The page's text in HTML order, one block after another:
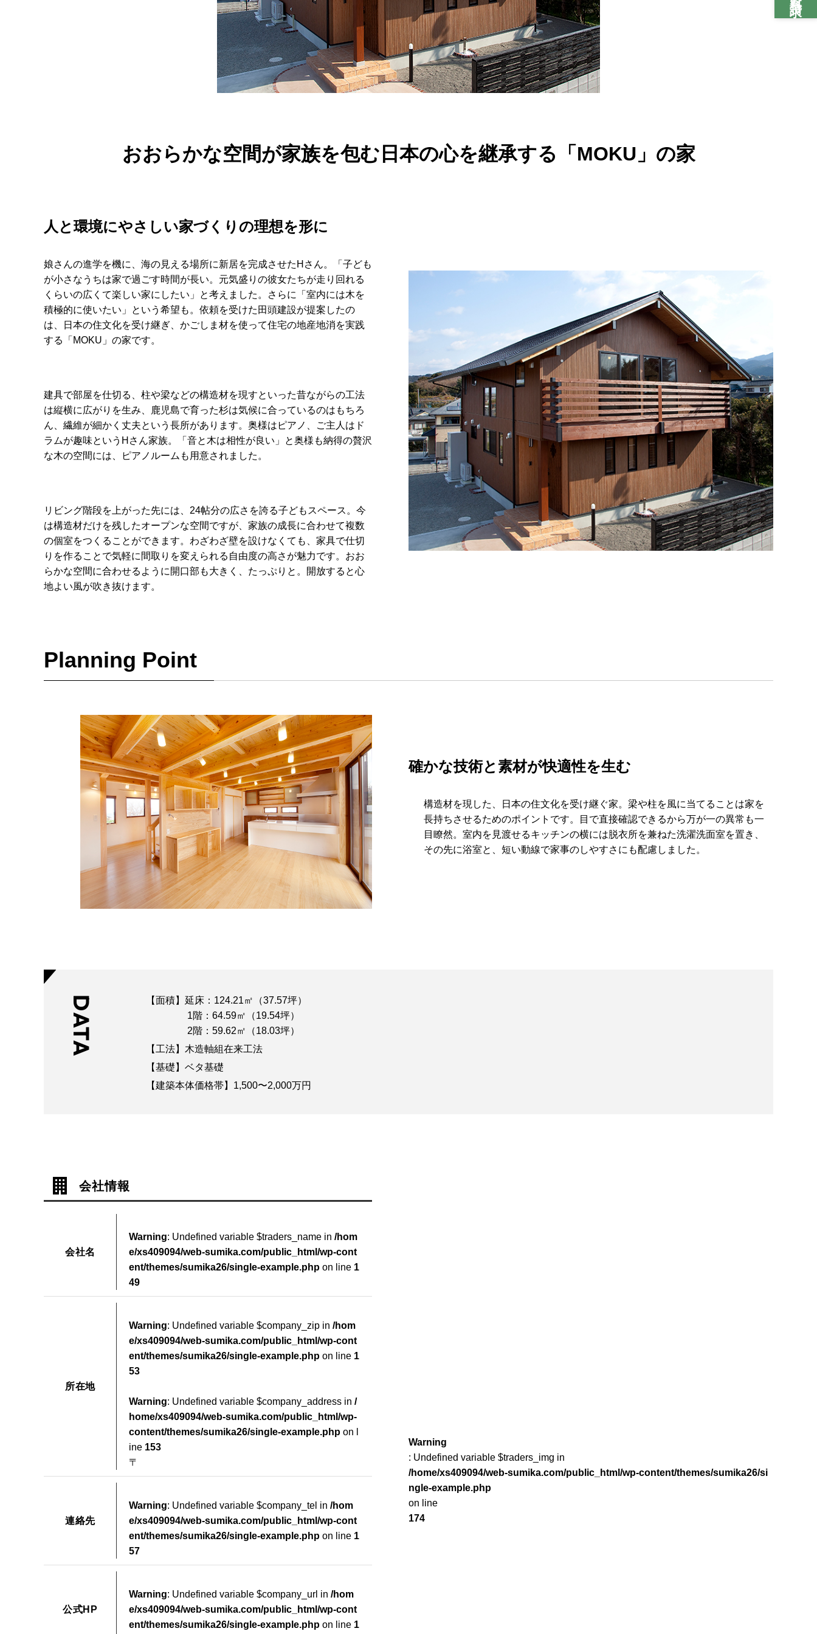
おおらかな空間が家族を包む日本の心を継承する「MOKU」の家
人と環境にやさしい家づくりの理想を形に
娘さんの進学を機に、海の見える場所に新居を完成させたHさん。「子ども
が小さなうちは家で過ごす時間が長い。元気盛りの彼女たちが走り回れる
くらいの広くて楽しい家にしたい」と考えました。さらに「室内には木を
積極的に使いたい」という希望も。依頼を受けた田頭建設が提案したの
は、日本の住文化を受け継ぎ、かごしま材を使って住宅の地産地消を実践
する「MOKU」の家です。
建具で部屋を仕切る、柱や梁などの構造材を現すといった昔ながらの工法
は縦横に広がりを生み、鹿児島で育った杉は気候に合っているのはもちろ
ん、繊維が細かく丈夫という長所があります。奥様はピアノ、ご主人はド
ラムが趣味というHさん家族。「音と木は相性が良い」と奥様も納得の贅沢
な木の空間には、ピアノルームも用意されました。
リビング階段を上がった先には、24帖分の広さを誇る子どもスペース。今
は構造材だけを残したオープンな空間ですが、家族の成長に合わせて複数
の個室をつくることができます。わざわざ壁を設けなくても、家具で仕切
りを作ることで気軽に間取りを変えられる自由度の高さが魅力です。おお
らかな空間に合わせるように開口部も大きく、たっぷりと。開放すると心
地よい風が吹き抜けます。
Planning Point
確かな技術と素材が快適性を生む
構造材を現した、日本の住文化を受け継ぐ家。梁や柱を風に当てることは家を
長持ちさせるためのポイントです。目で直接確認できるから万が一の異常も一
目瞭然。室内を見渡せるキッチンの横には脱衣所を兼ねた洗濯洗面室を置き、
その先に浴室と、短い動線で家事のしやすさにも配慮しました。
DATA
【面積】延床：124.21㎡（37.57坪）
1階：64.59㎡（19.54坪）
2階：59.62㎡（18.03坪）
【工法】木造軸組在来工法
【基礎】ベタ基礎
【建築本体価格帯】1,500〜2,000万円
会社情報
会社名
Warning: Undefined variable $traders_name in /hom
e/xs409094/web-sumika.com/public_html/wp-cont
ent/themes/sumika26/single-example.php on line 1
49
所在地
Warning: Undefined variable $company_zip in /hom
e/xs409094/web-sumika.com/public_html/wp-cont
ent/themes/sumika26/single-example.php on line 1
53
Warning: Undefined variable $company_address in /
home/xs409094/web-sumika.com/public_html/wp-
content/themes/sumika26/single-example.php on l
ine 153
〒
連絡先
Warning: Undefined variable $company_tel in /hom
e/xs409094/web-sumika.com/public_html/wp-cont
ent/themes/sumika26/single-example.php on line 1
57
公式HP
Warning: Undefined variable $company_url in /hom
e/xs409094/web-sumika.com/public_html/wp-cont
ent/themes/sumika26/single-example.php on line 1
Warning
: Undefined variable $traders_img in
/home/xs409094/web-sumika.com/public_html/wp-content/themes/sumika26/si
ngle-example.php
on line
174